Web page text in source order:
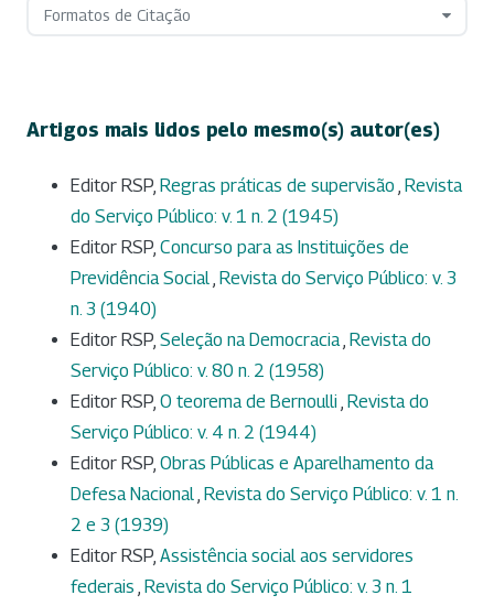
Formatos de Citação
Artigos mais lidos pelo mesmo(s) autor(es)
Editor RSP, Regras práticas de supervisão , Revista
do Serviço Público: v. 1 n. 2 (1945)
Editor RSP, Concurso para as Instituições de
Previdência Social, Revista do Serviço Público: v. 3
n. 3 (1940)
Editor RSP, Seleção na Democracia, Revista do
Serviço Público: v. 80 n. 2 (1958)
Editor RSP, O teorema de Bernoulli, Revista do
Serviço Público: v. 4 n. 2 (1944)
Editor RSP, Obras Públicas e Aparelhamento da
Defesa Nacional, Revista do Serviço Público: v. 1 n.
2 e 3 (1939)
Editor RSP, Assistência social aos servidores
federais , Revista do Serviço Público: v. 3 n. 1